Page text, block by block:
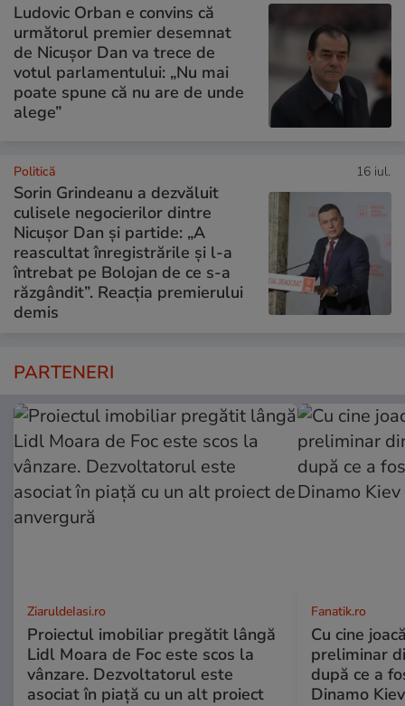
Ludovic Orban e convins că
următorul premier desemnat
de Nicușor Dan va trece de
votul parlamentului: „Nu mai
poate spune că nu are de unde
alege”
Politică 16 iul.
Sorin Grindeanu a dezvăluit
culisele negocierilor dintre
Nicușor Dan și partide: „A
reascultat înregistrările și l-a
întrebat pe Bolojan de ce s-a
răzgândit”. Reacția premierului
demis
PARTENERI
ZiaruldeIasi.ro
Proiectul imobiliar pregătit lângă
Lidl Moara de Foc este scos la
vânzare. Dezvoltatorul este
asociat în piață cu un alt proiect
Fanatik.ro
Cu cine
preliminar
după ce a
Dinamo